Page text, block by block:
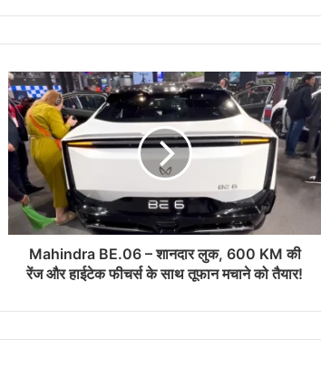
Mahindra BE.06 – शानदार लुक, 600 KM की
रेंज और हाईटेक फीचर्स के साथ तूफान मचाने को तैयार!